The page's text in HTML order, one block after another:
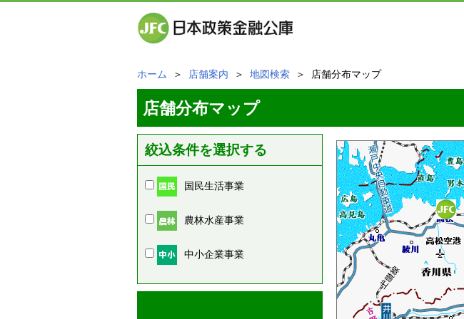
ホーム ＞ 店舗案内 ＞ 地図検索 ＞ 店舗分布マップ
店舗分布マップ
絞込条件を選択する
国民生活事業
農林水産事業
中小企業事業